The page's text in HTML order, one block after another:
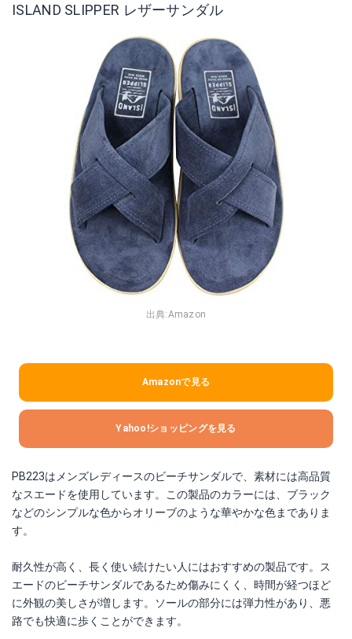
ISLAND SLIPPER レザーサンダル
出典:Amazon
Amazonで見る
Yahoo!ショッピングを見る
PB223はメンズレディースのビーチサンダルで、素材には高品質
なスエードを使用しています。この製品のカラーには、ブラック
などのシンプルな色からオリーブのような華やかな色までありま
す。
耐久性が高く、長く使い続けたい人にはおすすめの製品です。ス
エードのビーチサンダルであるため傷みにくく、時間が経つほど
に外観の美しさが増します。ソールの部分には弾力性があり、悪
路でも快適に歩くことができます。